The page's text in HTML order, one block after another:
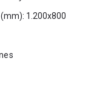
1.200x800